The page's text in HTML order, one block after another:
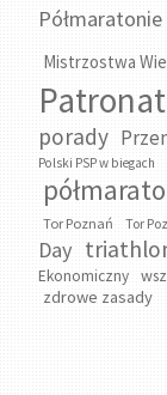
Półmaratonie
Mistrzostwa
Patronat
porady
Polski PSP w biegach
Tor Poznań Tor
Day
Ekonomiczny
zdrowe zasady